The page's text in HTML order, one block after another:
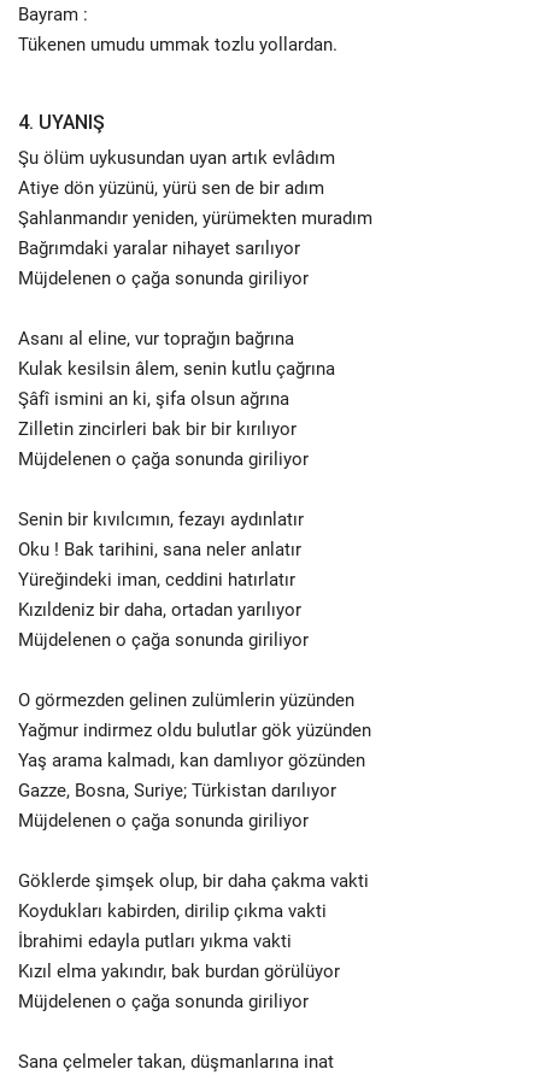
Bayram :
Tükenen umudu ummak tozlu yollardan.
4. UYANIŞ
Şu ölüm uykusundan uyan artık evlâdım
Atiye dön yüzünü, yürü sen de bir adım
Şahlanmandır yeniden, yürümekten muradım
Bağrımdaki yaralar nihayet sarılıyor
Müjdelenen o çağa sonunda giriliyor
Asanı al eline, vur toprağın bağrına
Kulak kesilsin âlem, senin kutlu çağrına
Şâfî ismini an ki, şifa olsun ağrına
Zilletin zincirleri bak bir bir kırılıyor
Müjdelenen o çağa sonunda giriliyor
Senin bir kıvılcımın, fezayı aydınlatır
Oku ! Bak tarihini, sana neler anlatır
Yüreğindeki iman, ceddini hatırlatır
Kızıldeniz bir daha, ortadan yarılıyor
Müjdelenen o çağa sonunda giriliyor
O görmezden gelinen zulümlerin yüzünden
Yağmur indirmez oldu bulutlar gök yüzünden
Yaş arama kalmadı, kan damlıyor gözünden
Gazze, Bosna, Suriye; Türkistan darılıyor
Müjdelenen o çağa sonunda giriliyor
Göklerde şimşek olup, bir daha çakma vakti
Koydukları kabirden, dirilip çıkma vakti
İbrahimi edayla putları yıkma vakti
Kızıl elma yakındır, bak burdan görülüyor
Müjdelenen o çağa sonunda giriliyor
Sana çelmeler takan, düşmanlarına inat